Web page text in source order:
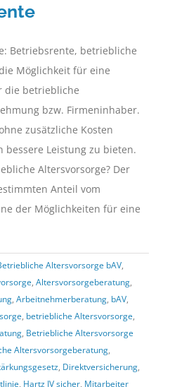
Betriebsrente, betriebliche
Möglichkeit für eine
die betriebliche
bzw. Firmeninhaber.
zusätzliche Kosten
bessere Leistung zu bieten.
Altersvorsorge? Der
Anteil vom
der Möglichkeiten für eine
Altersvorsorge bAV,
, Altersvorsorgeberatung,
, Arbeitnehmerberatung, bAV,
, betriebliche Altersvorsorge,
, Betriebliche Altersvorsorge
Altersvorsorgeberatung,
, Direktversicherung,
, Hartz IV sicher, Mitarbeiter